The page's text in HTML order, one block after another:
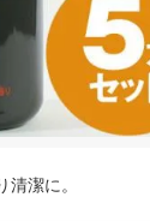
潔に。